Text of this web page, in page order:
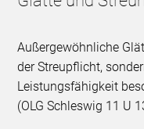
Außergewöhnliche
der Streupflicht,
Leistungsfähigkeit
(OLG Schleswig 11 U